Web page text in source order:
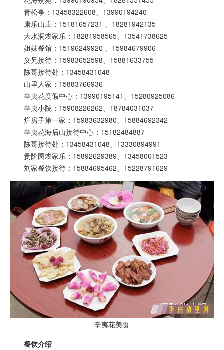
青松亭：13458322608、13990194240
康乐山庄：15181657231 、18281942135
大水洞农家乐：18281958565、13541738625
姐妹餐馆：15196249920 、15984679906
义兄接待：15983652598、15881633755
陈哥接待处：13458431048
山里人家：15883766936
辛夷花度假中心：13990195141、15280925086
辛夷小院：15908226262、18784031037
烂房子第一家：15983632980、15884692342
辛夷花海后山接待中心：15182484887
陈哥接待处：13458431048、13330894991
贵阶园农家乐：15892629389、13458061523
刘家餐饮接待：15884695462、15228791629
辛夷花美食
餐饮介绍